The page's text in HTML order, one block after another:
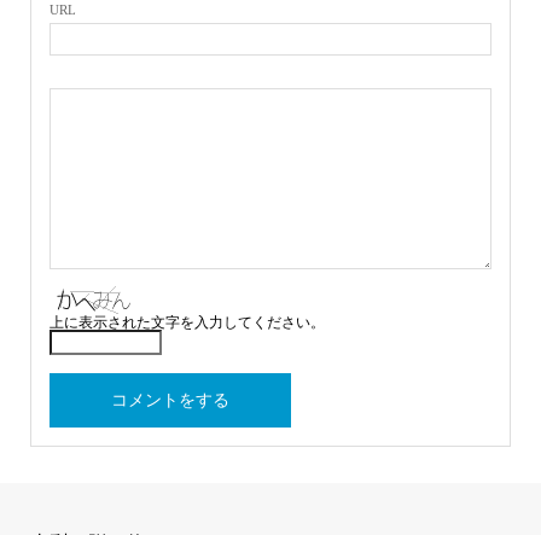
URL
上に表示された文字を入力してください。